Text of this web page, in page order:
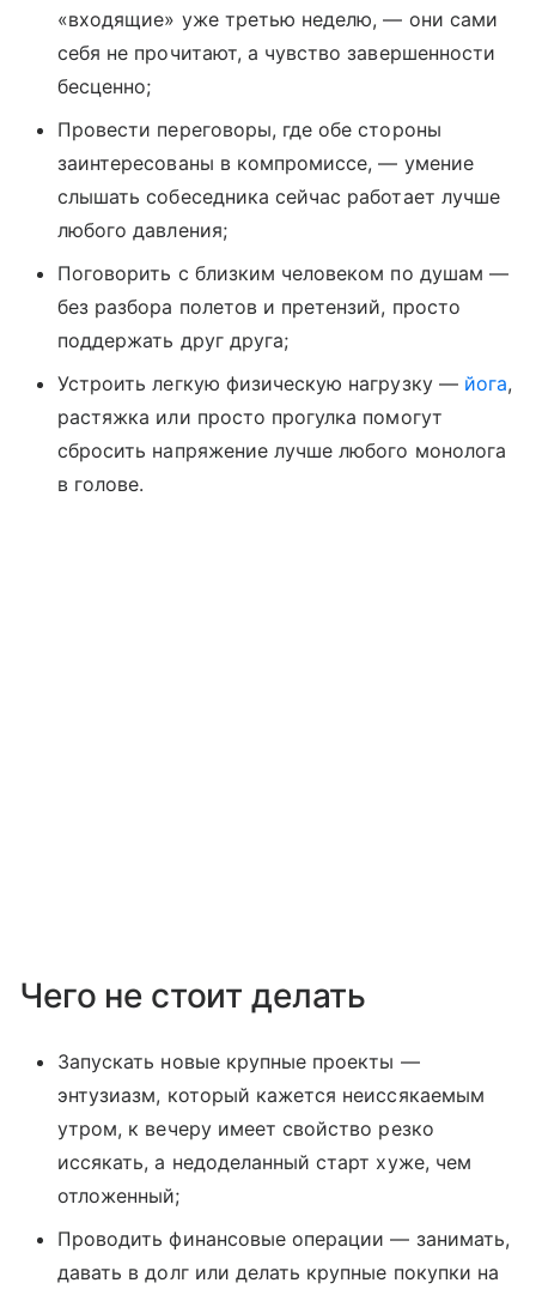
«входящие» уже третью неделю, — они сами
себя не прочитают, а чувство завершенности
бесценно;
Провести переговоры, где обе стороны
заинтересованы в компромиссе, — умение
слышать собеседника сейчас работает лучше
любого давления;
Поговорить с близким человеком по душам —
без разбора полетов и претензий, просто
поддержать друг друга;
Устроить легкую физическую нагрузку —йога,
растяжка или просто прогулка помогут
сбросить напряжение лучше любого монолога
в голове.
Чего не стоит делать
Запускать новые крупные проекты —
энтузиазм, который кажется неиссякаемым
утром, к вечеру имеет свойство резко
иссякать, а недоделанный старт хуже, чем
отложенный;
Проводить финансовые операции — занимать,
давать в долг или делать крупные покупки на